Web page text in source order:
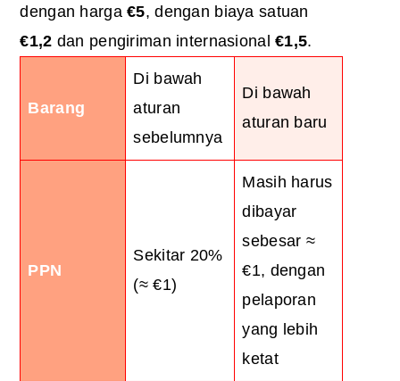
dengan harga€5, dengan biaya satuan
€1,2 dan pengiriman internasional€1,5.
Barang
Di bawah
aturan
sebelumnya
Di bawah
aturan baru
PPN
Sekitar 20%
(≈ €1)
Masih harus
dibayar
sebesar ≈
€1, dengan
pelaporan
yang lebih
ketat